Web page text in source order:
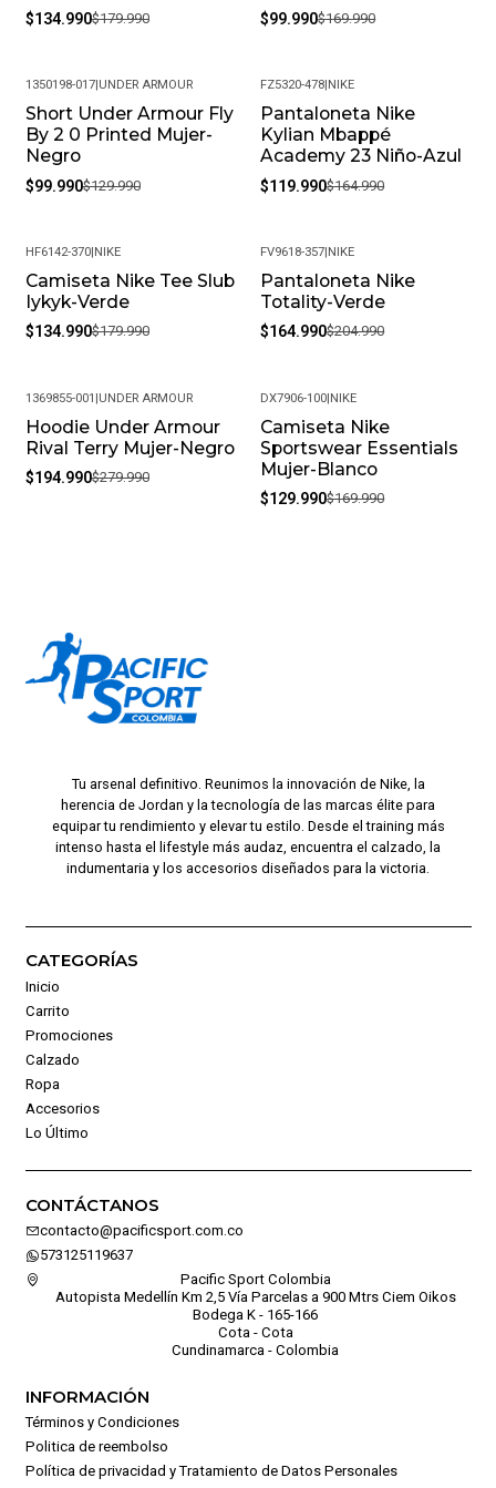
$134.990$179.990 $99.990$169.990
-23%
1350198-017| UNDER ARMOUR
Short Under Armour Fly
By 2 0 Printed Mujer-
Negro
$99.990$129.990
-27%
FZ5320-478 NIKE
Pantaloneta Nike
Kylian Mbappé
Academy 23 Niño-Azul
$119.990$164.990
-25%
HF6142-370| NIKE
Camiseta Nike Tee Slub
Iykyk-Verde
$134.990$179.990
-20%
FV9618-357 NIKE
Pantaloneta Nike
Totality-Verde
$164.990$204.990
-30%
1369855-001 UNDER ARMOUR
Hoodie Under Armour
Rival Terry Mujer-Negro
$194.990$279.990
-24%
DX7906-100 NIKE
Camiseta Nike
Sportswear Essentials
Mujer-Blanco
$129.990$169.990
Tu arsenal definitivo. Reunimos la innovación de Nike, la
herencia de Jordan y la tecnología de las marcas élite para
equipar tu rendimiento y elevar tu estilo. Desde el training más
intenso hasta el lifestyle más audaz, encuentra el calzado, la
indumentaria y los accesorios diseñados para la victoria.
CATEGORÍAS
Inicio
Carrito
Promociones
Calzado
Ropa
Accesorios
Lo Último
CONTÁCTANOS
contacto@pacificsport.com.co
573125119637
Pacific Sport Colombia
Autopista Medellín Km 2,5 Vía Parcelas a 900 Mtrs Ciem Oikos
Bodega K - 165-166
Cota - Cota
Cundinamarca - Colombia
INFORMACIÓN
Términos y Condiciones
Politica de reembolso
Política de privacidad y Tratamiento de Datos Personales